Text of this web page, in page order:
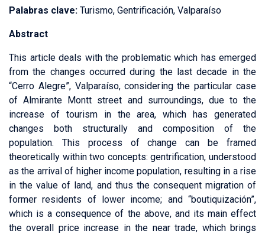
Palabras clave: Turismo, Gentrificación, Valparaíso
Abstract
This article deals with the problematic which has emerged
from the changes occurred during the last decade in the
“Cerro Alegre”, Valparaíso, considering the particular case
of Almirante Montt street and surroundings, due to the
increase of tourism in the area, which has generated
changes both structurally and composition of the
population. This process of change can be framed
theoretically within two concepts: gentrification, understood
as the arrival of higher income population, resulting in a rise
in the value of land, and thus the consequent migration of
former residents of lower income; and “boutiquización”,
which is a consequence of the above, and its main effect
the overall price increase in the near trade, which brings